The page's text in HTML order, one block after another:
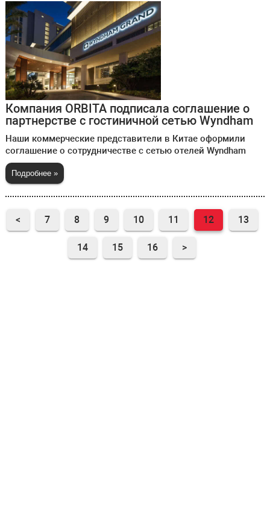
Компания ORBITA подписала соглашение о
партнерстве с гостиничной сетью Wyndham
Наши коммерческие представители в Китае оформили
соглашение о сотрудничестве с сетью отелей Wyndham
Подробнее »
< 7 8 9 10 11 12 13
14 15 16 >